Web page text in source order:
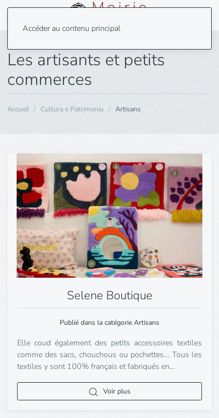
Accéder au contenu principal
Les artisants et petits
commerces
Accueil Cultura e Patrimoniu Artisans
Selene Boutique
Publié dans la catégorie Artisans
Elle coud également des petits accessoires textiles
comme des sacs, chouchous ou pochettes... Tous les
textiles y sont 100% français et fabriqués en…
Voir plus